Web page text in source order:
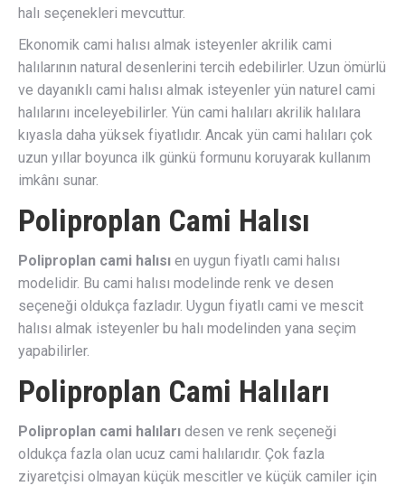
halı seçenekleri mevcuttur.
Ekonomik cami halısı almak isteyenler akrilik cami
halılarının natural desenlerini tercih edebilirler. Uzun ömürlü
ve dayanıklı cami halısı almak isteyenler yün naturel cami
halılarını inceleyebilirler. Yün cami halıları akrilik halılara
kıyasla daha yüksek fiyatlıdır. Ancak yün cami halıları çok
uzun yıllar boyunca ilk günkü formunu koruyarak kullanım
imkânı sunar.
Poliproplan Cami Halısı
Poliproplan cami halısı en uygun fiyatlı cami halısı
modelidir. Bu cami halısı modelinde renk ve desen
seçeneği oldukça fazladır. Uygun fiyatlı cami ve mescit
halısı almak isteyenler bu halı modelinden yana seçim
yapabilirler.
Poliproplan Cami Halıları
Poliproplan cami halıları desen ve renk seçeneği
oldukça fazla olan ucuz cami halılarıdır. Çok fazla
ziyaretçisi olmayan küçük mescitler ve küçük camiler için